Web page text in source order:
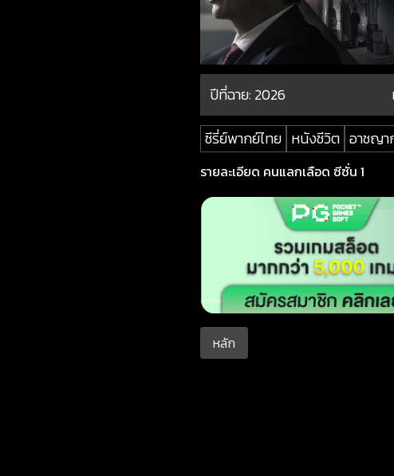
ปีที่ฉาย:2026
ซีรี่ย์พากย์ไทย หนังชีวิต อาชญา
รายละเอียด คนแลกเลือด ซีซั่น 1
หลัก